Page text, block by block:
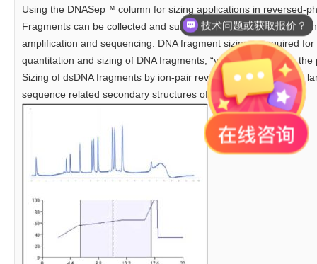
Using the DNASep™ column for sizing applications in reversed-
Fragments can be collected and subjected to further molecular
amplification and sequencing. DNA fragment sizing is required
quantitation and sizing of DNA fragments; “yes/no” assays for
Sizing of dsDNA fragments by ion-pair reversed-phase HPLC is
sequence related secondary structures of the molecule.
技术问题或获取报价？